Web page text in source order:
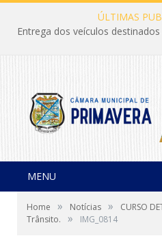
ÚLTIMAS
MENU
Home » Notícias »
CURSO
Trânsito.
» IMG_0814